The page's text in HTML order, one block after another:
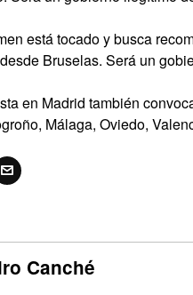
está tocado y busca
Bruselas. Será un
en Madrid también
Málaga, Oviedo,
Canché